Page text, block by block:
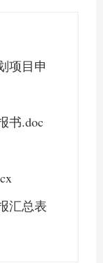
项目申
书.doc
汇总表